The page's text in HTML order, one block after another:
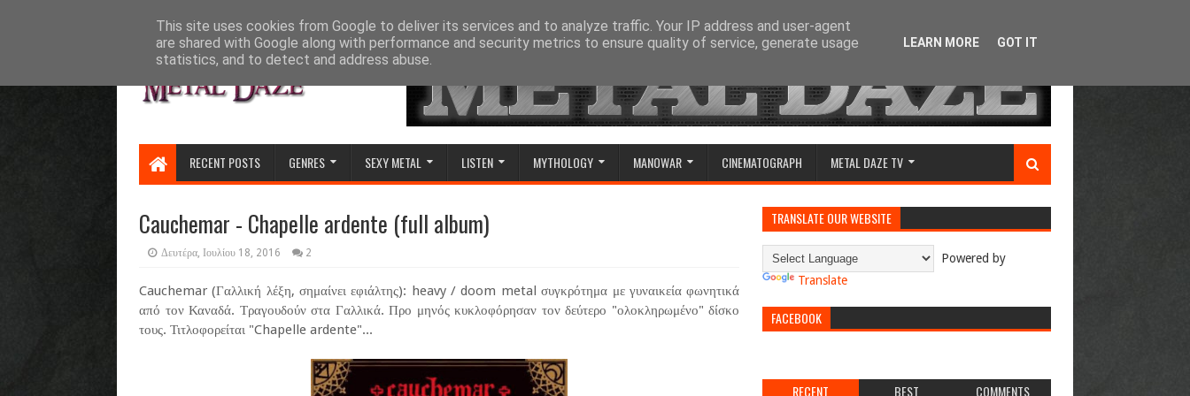
RECENT POSTS GENRES SEXY METAL LISTEN MYTHOLOGY MANOWAR CINEMATOGRAPH METAL DAZE TV
Cauchemar - Chapelle ardente (full album)
Δευτέρα, Ιουλίου 18, 2016 2
Cauchemar (Γαλλική λέξη, σημαίνει εφιάλτης): heavy / doom metal συγκρότημα με γυναικεία φωνητικά
από τον Καναδά. Τραγουδούν στα Γαλλικά. Προ μηνός κυκλοφόρησαν τον δεύτερο "ολοκληρωμένο" δίσκο
τους. Τιτλοφορείται "Chapelle ardente"...
TRANSLATE OUR WEBSITE
Powered by
Translate
FACEBOOK
RECENT BEST COMMENTS
This site uses cookies from Google to deliver its services and to analyze traffic. Your IP address and user-agent
are shared with Google along with performance and security metrics to ensure quality of service, generate usage
statistics, and to detect and address abuse.
LEARN MORE GOT IT